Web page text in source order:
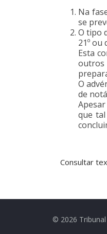
Na
se
O tipo
21º ou
Esta
outros
O
de
que
Consultar
© 2026